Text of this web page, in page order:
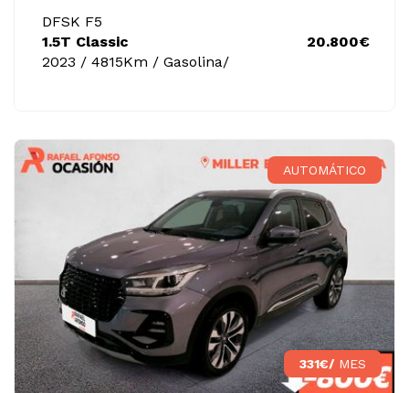
DFSK F5
1.5T Classic
2023 / 4815Km / Gasolina/
20.800€
AUTOMÁTICO
331€/ MES